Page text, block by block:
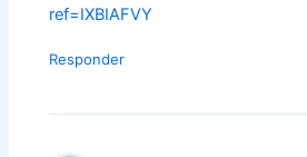
ref=IXBIAFVY
Responder